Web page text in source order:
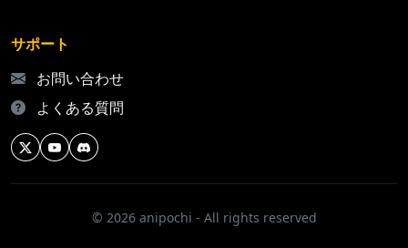
サポート
お問い合わせ
よくある質問
© 2026 anipochi - All rights reserved